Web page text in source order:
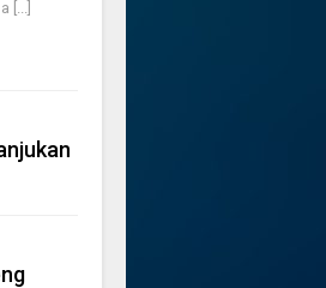
[...]